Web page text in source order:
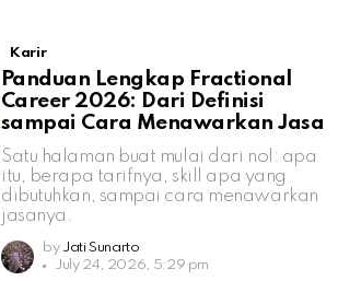
Karir
Panduan Lengkap Fractional
Career 2026: Dari Definisi
sampai Cara Menawarkan Jasa
Satu halaman buat mulai dari nol: apa
itu, berapa tarifnya, skill apa yang
dibutuhkan, sampai cara menawarkan
jasanya.
by Jati Sunarto
July 24, 2026, 5:29 pm